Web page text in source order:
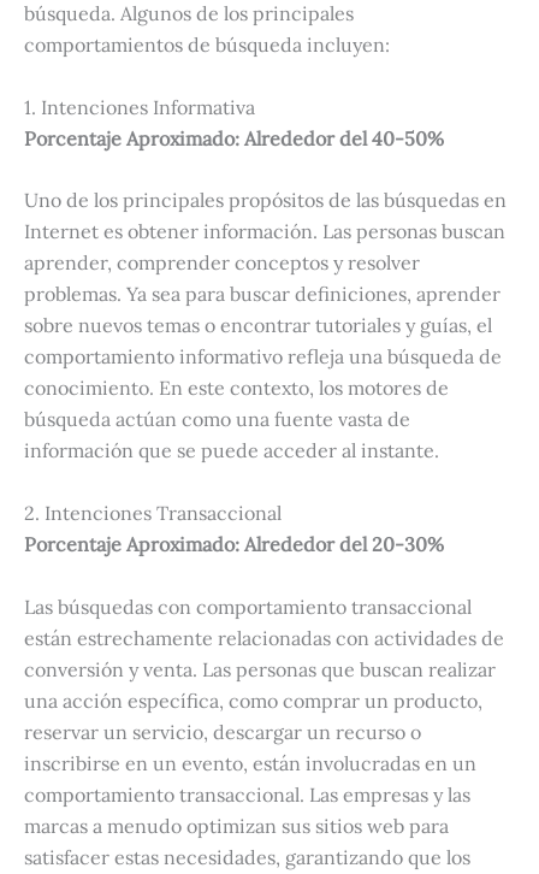
búsqueda. Algunos de los principales
comportamientos de búsqueda incluyen:
1. Intenciones Informativa
Porcentaje Aproximado: Alrededor del 40-50%
Uno de los principales propósitos de las búsquedas en
Internet es obtener información. Las personas buscan
aprender, comprender conceptos y resolver
problemas. Ya sea para buscar definiciones, aprender
sobre nuevos temas o encontrar tutoriales y guías, el
comportamiento informativo refleja una búsqueda de
conocimiento. En este contexto, los motores de
búsqueda actúan como una fuente vasta de
información que se puede acceder al instante.
2. Intenciones Transaccional
Porcentaje Aproximado: Alrededor del 20-30%
Las búsquedas con comportamiento transaccional
están estrechamente relacionadas con actividades de
conversión y venta. Las personas que buscan realizar
una acción específica, como comprar un producto,
reservar un servicio, descargar un recurso o
inscribirse en un evento, están involucradas en un
comportamiento transaccional. Las empresas y las
marcas a menudo optimizan sus sitios web para
satisfacer estas necesidades, garantizando que los